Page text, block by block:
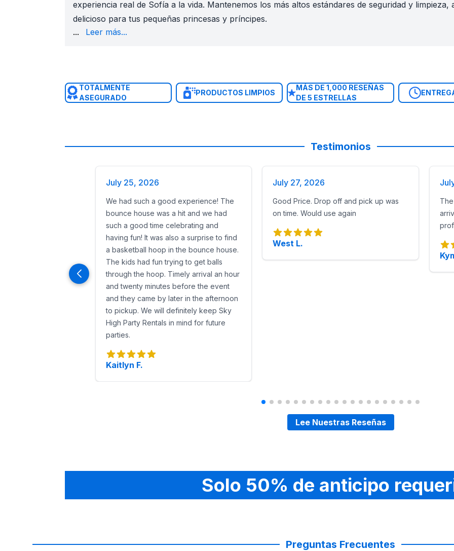
experiencia real de Sofía a la vida. Mantenemos los más altos estándares de seguridad y
delicioso para tus pequeñas princesas y príncipes.
nuestro rango de rentas temáticas de Princesita Sofía. Ya sea para una fiesta de cumpleaños,
... Leer más...
TOTALMENTE
ASEGURADO
PRODUCTOS LIMPIOS
MÁS DE 1,000 RESEÑAS
DE 5 ESTRELLAS
Testimonios
July 25, 2026
We had such a good experience! The
bounce house was a hit and we had
such a good time celebrating and
having fun! It was also a surprise to find
a basketball hoop in the bounce house.
The kids had fun trying to get balls
through the hoop. Timely arrival an hour
and twenty minutes before the event
and they came by later in the afternoon
to pickup. We will definitely keep Sky
High Party Rentals in mind for future
parties.
Kaitlyn F.
July 27, 2026
Good Price. Drop off and pick up was
on time. Would use again
West L.
Lee Nuestras Reseñas
Solo 50% de anticipo
Preguntas Frecuentes